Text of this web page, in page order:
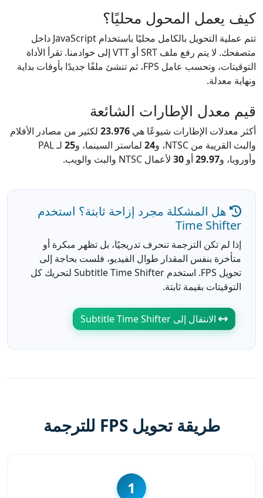
كيف يعمل المحول محليًا؟
تتم عملية التحويل بالكامل محليًا باستخدام JavaScript داخل
متصفحك. لا يتم رفع ملف SRT أو VTT إلى خوادمنا. تقرأ الأداة
التوقيتات، وتحسب عامل FPS، ثم تنشئ ملفًا جديدًا بأوقات بداية
ونهاية معدلة.
قيم معدل الإطارات الشائعة
أكثر معدلات الإطارات شيوعًا هي 23.976 لكثير من مصادر الأفلام
والبث القريبة من NTSC، و
24 لماستر السينما، و25
لـ PAL
وأوروبا، و29.97أو 30 لأعمال NTSC والبث والويب.
هل المشكلة مجرد إزاحة ثابتة؟ استخدم
Time Shifter
إذا لم تكن الترجمة تنحرف تدريجيًا، بل تظهر مبكرة أو
متأخرة بنفس المقدار طوال الفيديو، فلست بحاجة إلى
تحويل FPS. استخدم Subtitle Time Shifter لتحريك كل
التوقيتات بقيمة ثابتة.
الانتقال إلى Subtitle Time Shifter
طريقة تحويل FPS للترجمة
1